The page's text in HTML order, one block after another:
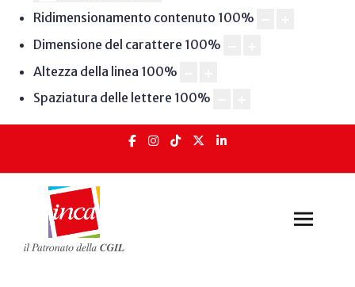
Ridimensionamento contenuto 100%
Dimensione del carattere 100%
Altezza della linea 100%
Spaziatura delle lettere 100%